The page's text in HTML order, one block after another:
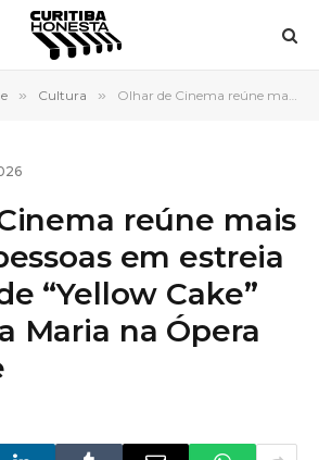
» Cultura » Olhar de Cinema reúne mais de 1.500 pessoas em estreia nacional de “Yellow Cake” com Tânia Maria na Ópera de Arame
reúne mais
em estreia
“Yellow Cake”
Maria na Ópera